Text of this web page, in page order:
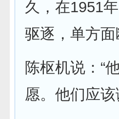
久，在1951
驱逐，单方
陈枢机说：“
愿。他们应